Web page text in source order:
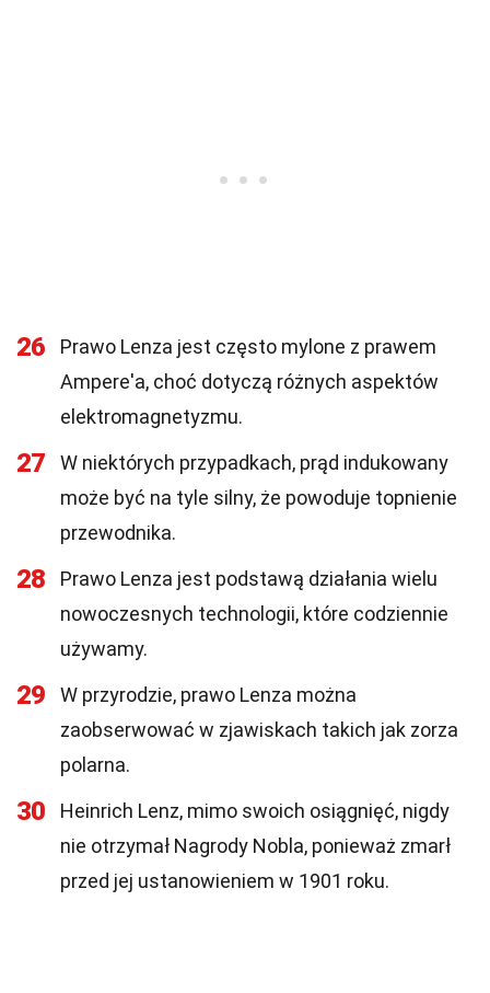
26
Prawo Lenza jest często mylone z prawem
Ampere'a, choć dotyczą różnych aspektów
elektromagnetyzmu.
27
W niektórych przypadkach, prąd indukowany
może być na tyle silny, że powoduje topnienie
przewodnika.
28
Prawo Lenza jest podstawą działania wielu
nowoczesnych technologii, które codziennie
używamy.
29
W przyrodzie, prawo Lenza można
zaobserwować w zjawiskach takich jak zorza
polarna.
30
Heinrich Lenz, mimo swoich osiągnięć, nigdy
nie otrzymał Nagrody Nobla, ponieważ zmarł
przed jej ustanowieniem w 1901 roku.